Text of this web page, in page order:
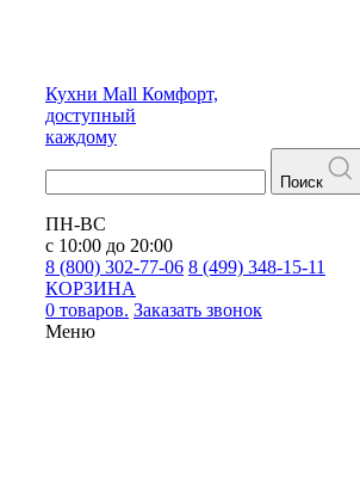
Кухни Mall Комфорт,
доступный
каждому
Поиск
ПН-ВС
с 10:00 до 20:00
8 (800) 302-77-06 8 (499) 348-15-11
КОРЗИНА
0 товаров. Заказать звонок
Меню